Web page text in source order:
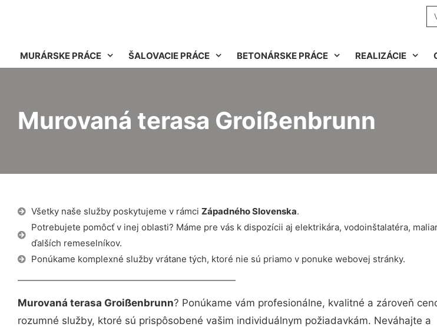
MURÁRSKE PRÁCE ŠALOVACIE PRÁCE BETONÁRSKE PRÁCE REALIZÁCIE
Murovaná terasa Groißenbrunn
Všetky naše služby poskytujeme v rámci Západného Slovenska.
Potrebujete pomôcť v inej oblasti? Máme pre vás k dispozícii aj elektrikára, vodoinštalatéra,
ďalších remeselníkov.
Ponúkame komplexné služby vrátane tých, ktoré nie sú priamo v ponuke webovej stránky.
Murovaná terasa Groißenbrunn? Ponúkame vám profesionálne, kvalitné a zároveň
rozumné služby, ktoré sú prispôsobené vašim individuálnym požiadavkám. Neváhajte a